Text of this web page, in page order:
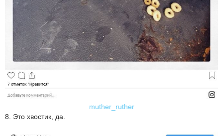
muther_ruther
8. Это хвостик, да.